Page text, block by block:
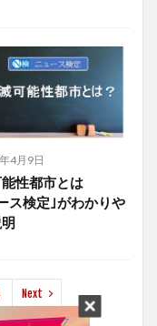
4月9日
能性都市とは
ス検定｣がわかりや
Next